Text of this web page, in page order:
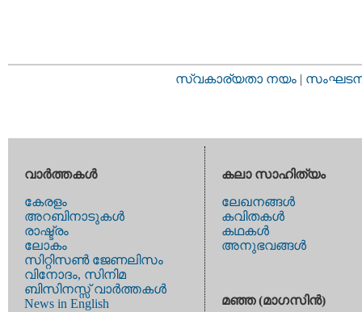
സ്വകാര്യതാ നയം |
വാര്‍ത്തകള്‍
കേരളം
അറബിനാടുകള്‍
രാഷ്ട്രം
ലോകം
സിറ്റിസണ്‍ ജേണലിസം
വിനോദം, സിനിമ
ബിസിനസ്സ് വാര്‍ത്തകള്‍
News in English
കലാ സാഹിത്യം
ലേഖനങ്ങള്‍
കവിതകള്‍
കഥകള്‍
അനുഭവങ്ങള്‍
മഞ്ഞ (മാഗസിന്‍)